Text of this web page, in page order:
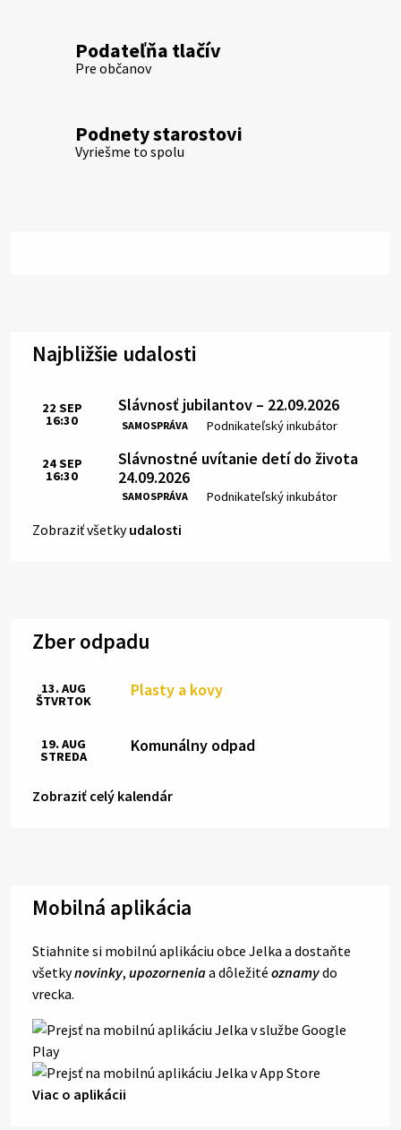
Podateľňa tlačív
Pre občanov
Podnety starostovi
Vyriešme to spolu
Najbližšie udalosti
Slávnosť jubilantov – 22.09.2026
SAMOSPRÁVA Miesto:
Podnikateľský inkubátor
Čas:
22 SEP
16:30
Slávnostné uvítanie detí do života
24.09.2026
SAMOSPRÁVA Miesto:
Podnikateľský inkubátor
Čas:
24SEP
16:30
Zobraziť všetkyudalosti
Zber odpadu
Plasty a kovy
13. AUG
ŠTVRTOK
Komunálny odpad
19. AUG
STREDA
Zobraziť celý kalendár
Mobilná aplikácia
Stiahnite si mobilnú aplikáciu obce Jelka a dostaňte
všetkynovinky, upozorneniaa dôležité oznamydo
vrecka.
Viac o aplikácii